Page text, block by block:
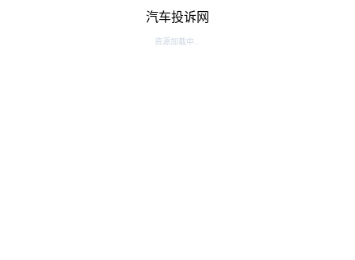
汽车投诉网
资源加载中...